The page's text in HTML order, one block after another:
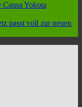
Yokota
passt voll zur neuen